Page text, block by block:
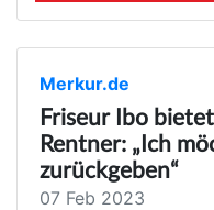
Merkur.de
Friseur Ibo
Rentner: „Ich
zurückgeben“
07 Feb 2023